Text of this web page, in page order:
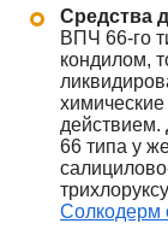
Средства
ВПЧ 66-го
кондилом,
действием.
66 типа у
Солкодерм